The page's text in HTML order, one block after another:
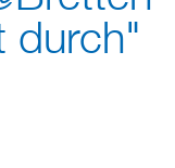
durch"